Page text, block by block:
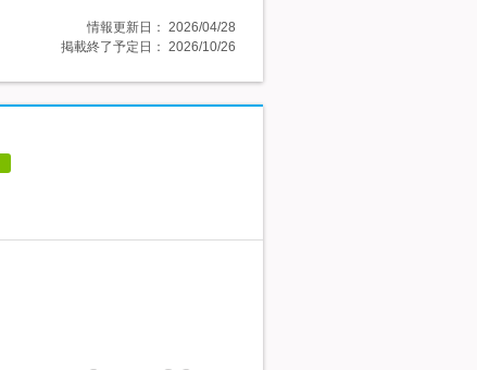
情報更新日： 2026/04/28
掲載終了予定日： 2026/10/26